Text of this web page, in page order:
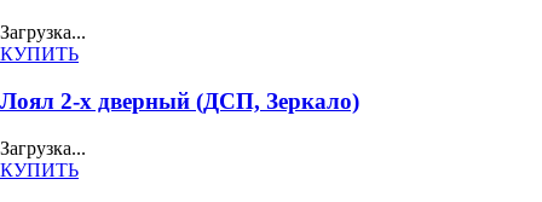
Загрузка...
КУПИТЬ
Лоял 2-х дверный (ДСП, Зеркало)
Загрузка...
КУПИТЬ